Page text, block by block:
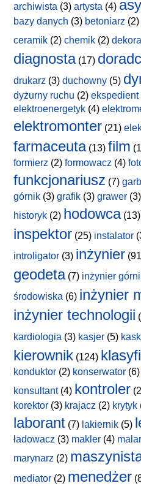
archiwista (3) artysta (4)
bazy danych (3) betoniarz (2)
ceramik (2) chemik (2)
diagnosta(17)
drukarz (3) duchowny (5)
dyżurny ruchu (2) ekspedient
elektroenergetyk (4)
elektromonter (21)
farmaceuta(13) film
formierz (2) formowacz (4)
funkcjonariusz (7)
górnik (3) grafik (3) grawer (3)
historyk (2) hodowca(13)
inspektor (25) instalator
introligator (3) inżynier
geodeta(7) inżynier
środowiska (6) inżynier
inżynier technologii
kardiologia (3) kasjer (5)
kierownik (124)
konduktor (2) konserwator (6)
konsultant(4) kontroler
korektor (3) krajacz (2) krytyk
laborant (7) lakiernik (5)
ładowacz (3) makler (4)
marynarz (2)
mediator (2) menedżer